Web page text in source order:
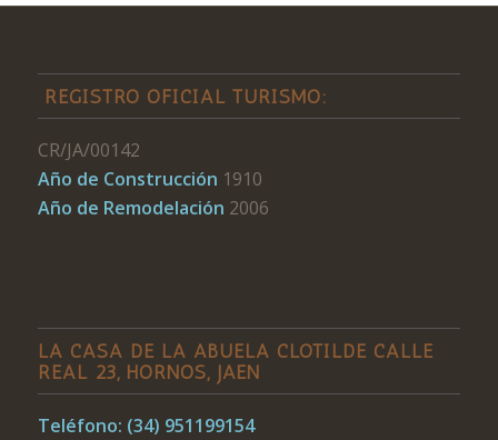
REGISTRO OFICIAL TURISMO:
CR/JA/00142
Año de Construcción 1910
Año de Remodelación 2006
LA CASA DE LA ABUELA CLOTILDE CALLE
REAL 23, HORNOS, JAÉN
Teléfono: (34) 951199154